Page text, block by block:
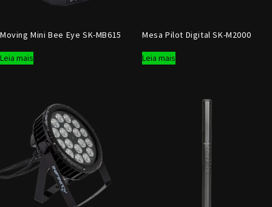
Moving Mini Bee Eye SK-MB615
Leia mais
Mesa Pilot Digital SK-M2000
Leia mais